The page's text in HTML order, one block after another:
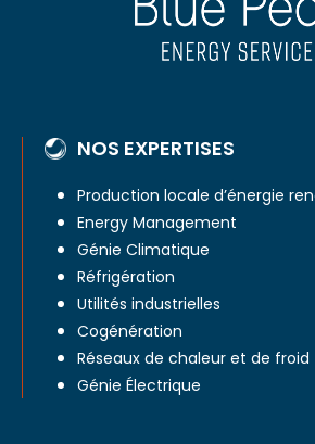
NOS EXPERTISES
Production locale d’énergie
Energy Management
Génie Climatique
Réfrigération
Utilités industrielles
Cogénération
Réseaux de chaleur et de froid
Génie Électrique